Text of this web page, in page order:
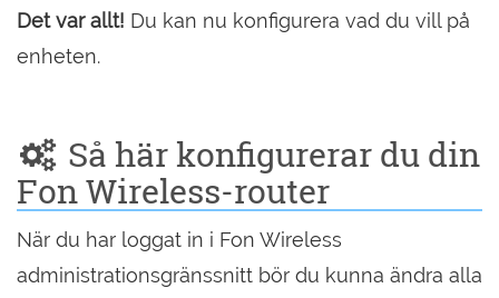
Det var allt! Du kan nu konfigurera vad du vill på
enheten.
Så här konfigurerar du din
Fon Wireless-router
När du har loggat in i Fon Wireless
administrationsgränssnitt bör du kunna ändra alla